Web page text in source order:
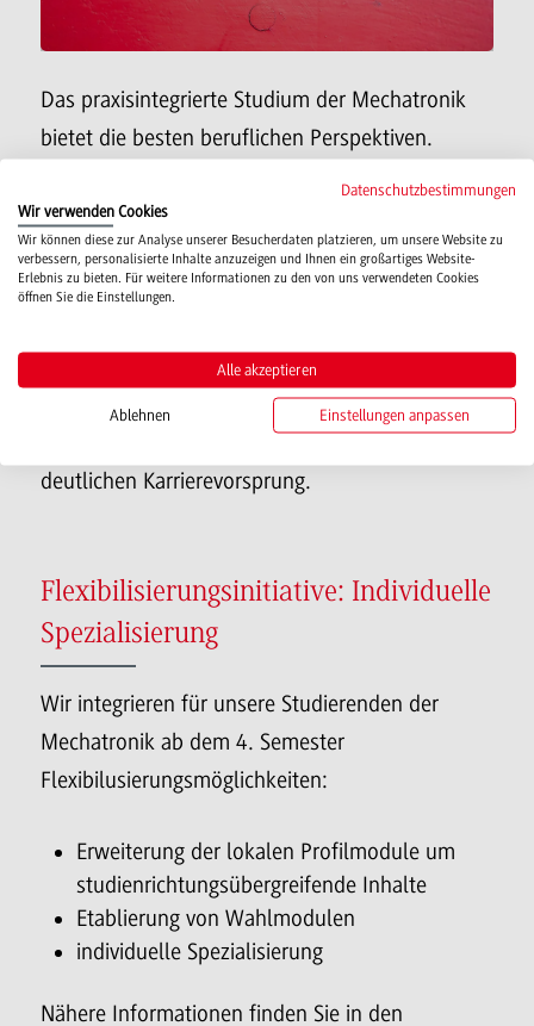
Das praxisintegrierte Studium der Mechatronik
bietet die besten beruflichen Perspektiven.
Unternehmen und die Anzahl der Ingenieure
korrelieren. Die Prognosen gehen auch für die
Zukunft von einem erheblichen
Firmen suchen daher geeignete Absolventen zur
dauerhaften Anstellung. Die DHBW bietet durch
deutlichen Karrierevorsprung.
Flexibilisierungsinitiative: Individuelle
Spezialisierung
Wir integrieren für unsere Studierenden der
Mechatronik ab dem 4. Semester
Flexibilusierungsmöglichkeiten:
Erweiterung der lokalen Profilmodule um
studienrichtungsübergreifende Inhalte
Etablierung von Wahlmodulen
individuelle Spezialisierung
Nähere Informationen finden Sie in den
Datenschutzbestimmungen
Wir verwenden Cookies
Wir können diese zur Analyse unserer Besucherdaten platzieren, um unsere Website zu
verbessern, personalisierte Inhalte anzuzeigen und Ihnen ein großartiges Website-
Erlebnis zu bieten. Für weitere Informationen zu den von uns verwendeten Cookies
öffnen Sie die Einstellungen.
Alle akzeptieren
Ablehnen Einstellungen anpassen